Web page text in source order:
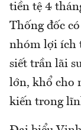
tiền tệ 4
Thống đốc
nhóm lợi ích
siết trần lãi
lớn, khổ cho
kiến trong